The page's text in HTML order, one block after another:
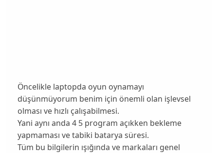
Öncelikle laptopda oyun oynamayı
düşünmüyorum benim için önemli olan işlevsel
olması ve hızlı çalışabilmesi.
Yani aynı anda 4 5 program açıkken bekleme
yapmaması ve tabiki batarya süresi.
Tüm bu bilgilerin ışığında ve markaları genel